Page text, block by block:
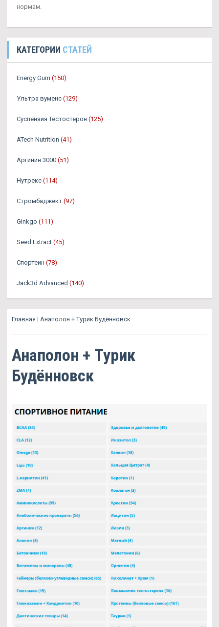
нормам.
КАТЕГОРИИ СТАТЕЙ
Energy Gum (150)
Ультра вуменс (129)
Суспензия Тестостерон (125)
ATech Nutrition (41)
Аргинин 3000 (51)
Нутрекс (114)
Стромбаджект (97)
Ginkgo (111)
Seed Extract (45)
Спортеин (78)
Jack3d Advanced (140)
Главная | Анаполон + Турик Будённовск
Анаполон + Турик
Будённовск